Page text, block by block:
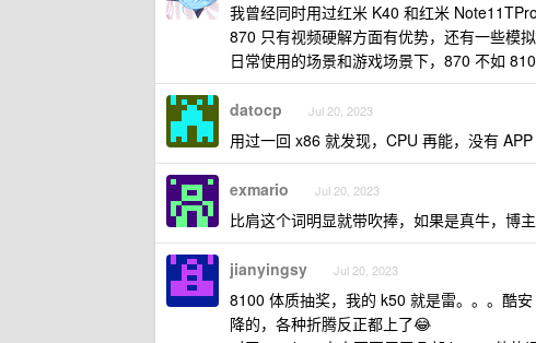
我曾经同时用过红米 K40 和红米 Note11TPro
870 只有视频硬解方面有优势，还有一些模
日常使用的场景和游戏场景下，870 不如
datocp Jul 20, 2023
用过一回 x86 就发现，CPU 再能，没有
exmario Jul 20, 2023
比肩这个词明显就带吹捧，如果是真牛，博
jianyingsy Jul 20, 2023
8100 体质抽奖，我的 k50 就是雷。。。酷
降的，各种折腾反正都上了😂